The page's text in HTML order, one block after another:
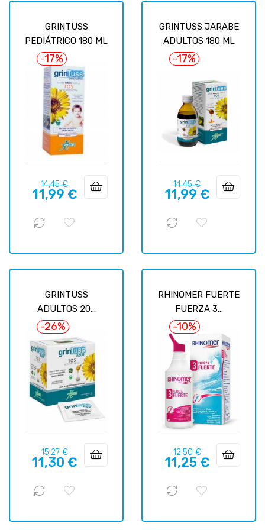
GRINTUSS
PEDIÁTRICO 180 ML
-17%
Precio
regular
14,45 €Precio
11,99 €
GRINTUSS JARABE
ADULTOS 180 ML
-17%
Precio
regular
14,45 €Precio
11,99 €
GRINTUSS
ADULTOS 20...
-26%
Precio
regular
15,27 €Precio
11,30 €
RHINOMER FUERTE
FUERZA 3...
-10%
Precio
regular
12,50 €Precio
11,25 €